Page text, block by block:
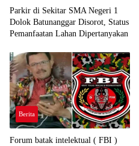
Parkir di Sekitar SMA Negeri 1
Dolok Batunanggar Disorot, Status
Pemanfaatan Lahan Dipertanyakan
Berita
Forum batak intelektual ( FBI )